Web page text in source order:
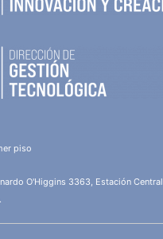
piso
O'Higgins 3363, Estación Central,